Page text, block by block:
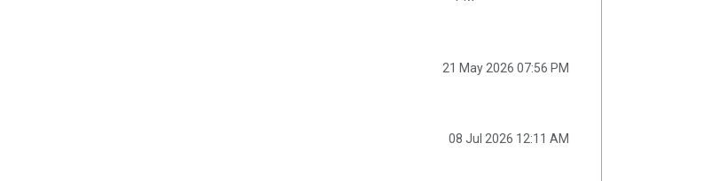
21 May 2026 07:56 PM
08 Jul 2026 12:11 AM